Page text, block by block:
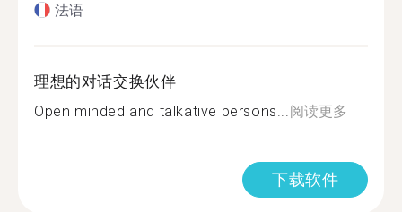
法语
理想的对话交换伙伴
Open minded and talkative persons... 阅读更多
下载软件